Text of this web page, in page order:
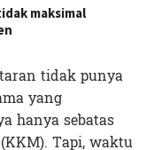
maksimal
tidak punya
yang
hanya sebatas
Tapi, waktu